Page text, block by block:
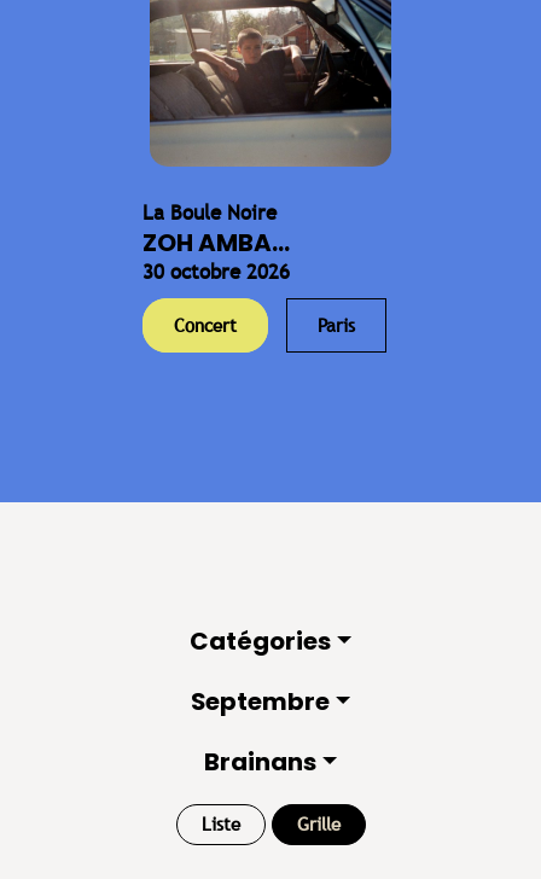
La Boule Noire
ZOH AMBA...
30 octobre 2026
Concert Paris
Catégories
Septembre
Brainans
Liste Grille